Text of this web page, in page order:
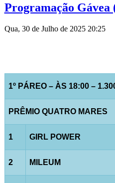
Programação Gávea
Qua, 30 de Julho de 2025 20:25
1º PÁREO – ÀS 18:00 –
PRÊMIO QUATRO MARES
1 GIRL POWER
2 MILEUM